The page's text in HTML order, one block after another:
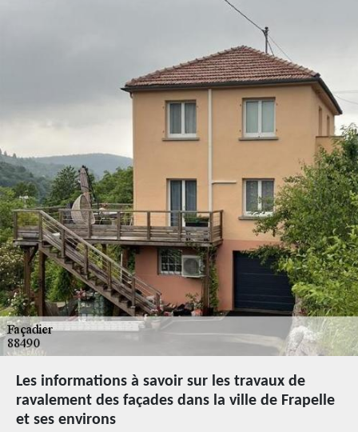
Les informations à savoir sur les travaux de
ravalement des façades dans la ville de Frapelle
et ses environs